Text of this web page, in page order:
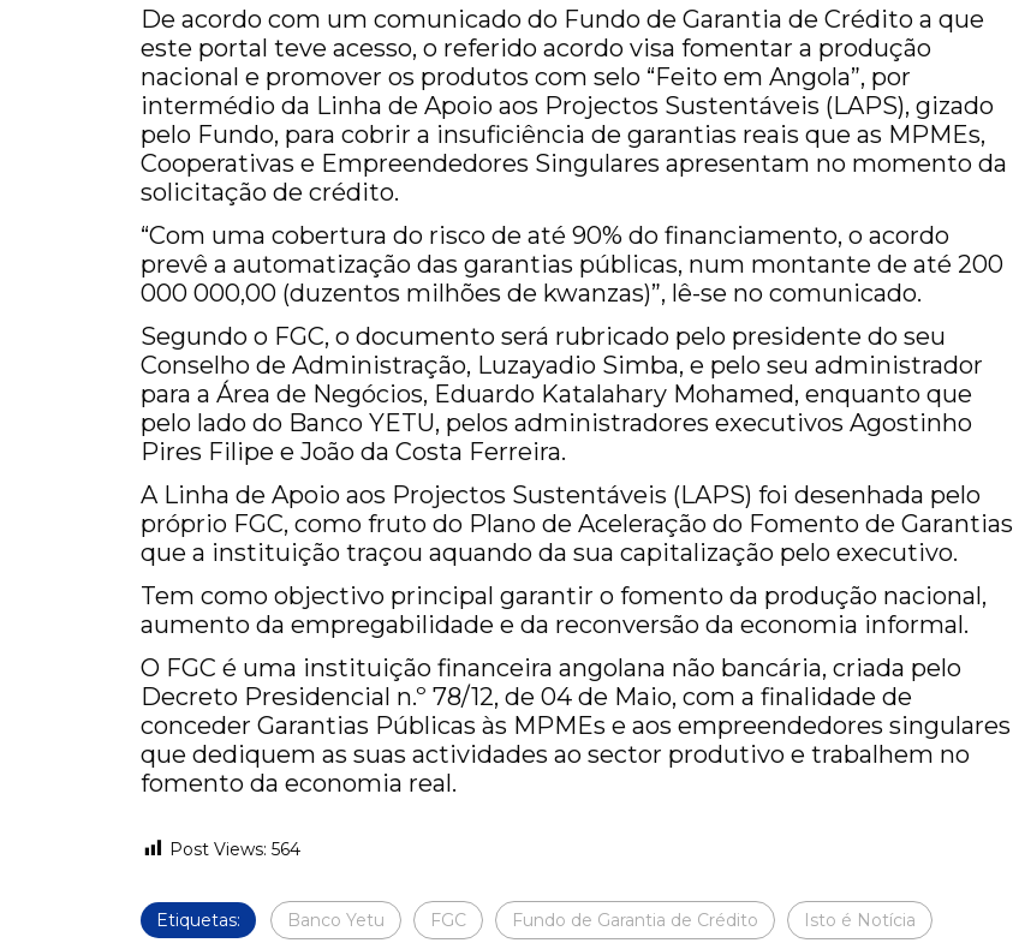
De acordo com um comunicado do Fundo de Garantia de Crédito a que
este portal teve acesso, o referido acordo visa fomentar a produção
nacional e promover os produtos com selo “Feito em Angola”, por
intermédio da Linha de Apoio aos Projectos Sustentáveis (LAPS), gizado
pelo Fundo, para cobrir a insuficiência de garantias reais que as MPMEs,
Cooperativas e Empreendedores Singulares apresentam no momento da
solicitação de crédito.
“Com uma cobertura do risco de até 90% do financiamento, o acordo
prevê a automatização das garantias públicas, num montante de até 200
000 000,00 (duzentos milhões de kwanzas)”, lê-se no comunicado.
Segundo o FGC, o documento será rubricado pelo presidente do seu
Conselho de Administração, Luzayadio Simba, e pelo seu administrador
para a Área de Negócios, Eduardo Katalahary Mohamed, enquanto que
pelo lado do Banco YETU, pelos administradores executivos Agostinho
Pires Filipe e João da Costa Ferreira.
A Linha de Apoio aos Projectos Sustentáveis (LAPS) foi desenhada pelo
próprio FGC, como fruto do Plano de Aceleração do Fomento de Garantias
que a instituição traçou aquando da sua capitalização pelo executivo.
Tem como objectivo principal garantir o fomento da produção nacional,
aumento da empregabilidade e da reconversão da economia informal.
O FGC é uma instituição financeira angolana não bancária, criada pelo
Decreto Presidencial n.º 78/12, de 04 de Maio, com a finalidade de
conceder Garantias Públicas às MPMEs e aos empreendedores singulares
que dediquem as suas actividades ao sector produtivo e trabalhem no
fomento da economia real.
Post Views: 564
Etiquetas: Banco Yetu FGC Fundo de Garantia de Crédito Isto é Notícia